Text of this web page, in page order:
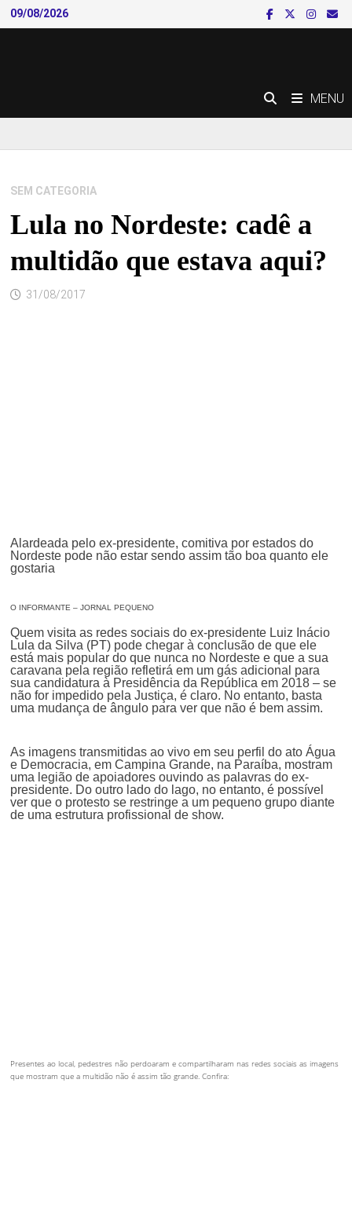
Skip
to
09/08/2026
MENU
SEM CATEGORIA
Lula no Nordeste: cadê a
multidão que estava aqui?
31/08/2017
Alardeada pelo ex-presidente, comitiva por estados do
Nordeste pode não estar sendo assim tão boa quanto ele
gostaria
O INFORMANTE – JORNAL PEQUENO
Quem visita as redes sociais do ex-presidente Luiz Inácio
Lula da Silva (PT) pode chegar à conclusão de que ele
está mais popular do que nunca no Nordeste e que a sua
caravana pela região refletirá em um gás adicional para
sua candidatura à Presidência da República em 2018 – se
não for impedido pela Justiça, é claro. No entanto, basta
uma mudança de ângulo para ver que não é bem assim.
As imagens transmitidas ao vivo em seu perfil do ato Água
e Democracia, em Campina Grande, na Paraíba, mostram
uma legião de apoiadores ouvindo as palavras do ex-
presidente. Do outro lado do lago, no entanto, é possível
ver que o protesto se restringe a um pequeno grupo diante
de uma estrutura profissional de show.
Presentes ao local, pedestres não perdoaram e compartilharam nas redes sociais as imagens
que mostram que a multidão não é assim tão grande. Confira: